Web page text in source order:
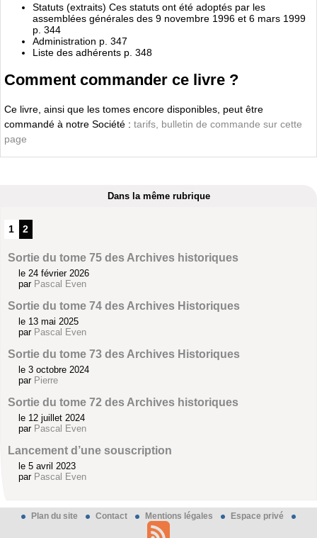
Statuts (extraits) Ces statuts ont été adoptés par les
assemblées générales des 9 novem­bre 1996 et 6 mars 1999
p. 344
Administration p. 347
Liste des adhérents p. 348
Comment commander ce livre ?
Ce livre, ainsi que les tomes encore disponibles, peut être
commandé à notre Société : tarifs, bulletin de commande sur cette
page
Dans la même rubrique
1 2
Sortie du tome 75 des Archives historiques
le 24 février 2026
par Pascal Even
Sortie du tome 74 des Archives Historiques
le 13 mai 2025
par Pascal Even
Sortie du tome 73 des Archives Historiques
le 3 octobre 2024
par Pierre
Sortie du tome 72 des Archives historiques
le 12 juillet 2024
par Pascal Even
Lancement d’une souscription
le 5 avril 2023
par Pascal Even
Plan du site Contact Mentions légales Espace privé